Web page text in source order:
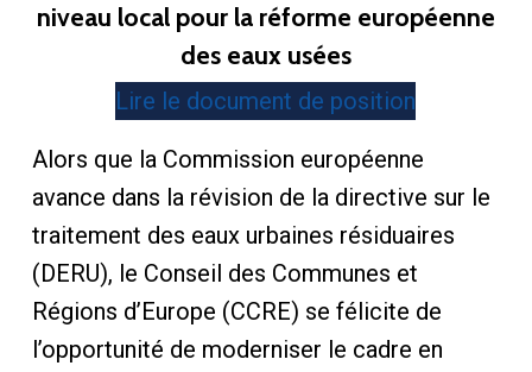
niveau local pour la réforme européenne
des eaux usées
Lire le document de position
Alors que la Commission européenne
avance dans la révision de la directive sur le
traitement des eaux urbaines résiduaires
(DERU), le Conseil des Communes et
Régions d’Europe (CCRE) se félicite de
l’opportunité de moderniser le cadre en